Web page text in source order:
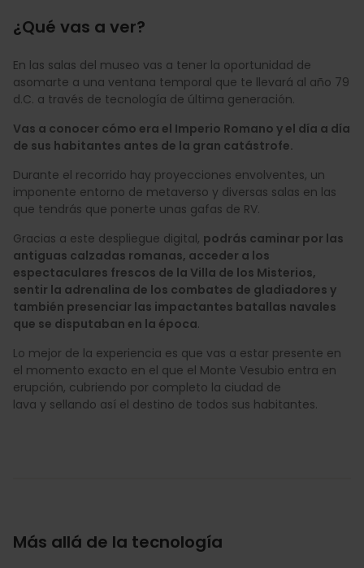
¿Qué vas a ver?
En las salas del museo vas a tener la oportunidad de
asomarte a una ventana temporal que te llevará al año 79
d.C. a través de tecnología de última generación.
Vas a conocer cómo era el Imperio Romano y el día a día
de sus habitantes antes de la gran catástrofe.
Durante el recorrido hay proyecciones envolventes, un
imponente entorno de metaverso y diversas salas en las
que tendrás que ponerte unas gafas de RV.
Gracias a este despliegue digital, podrás caminar por las
antiguas calzadas romanas, acceder a los
espectaculares frescos de la Villa de los Misterios,
sentir la adrenalina de los combates de gladiadores y
también presenciar las impactantes batallas navales
que se disputaban en la época.
Lo mejor de la experiencia es que vas a estar presente en
el momento exacto en el que el Monte Vesubio entra en
erupción, cubriendo por completo la ciudad de
lava y sellando así el destino de todos sus habitantes.
Más allá de la tecnología